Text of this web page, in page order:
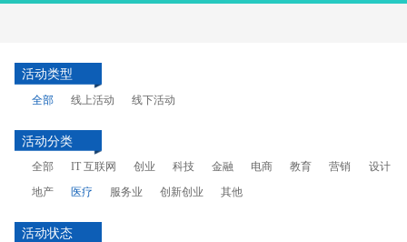
活动类型
全部 线上活动 线下活动
活动分类
全部 IT 互联网 创业 科技 金融 电商 教育 营销
设计
地产
医疗 服务业 创新创业 其他
活动状态